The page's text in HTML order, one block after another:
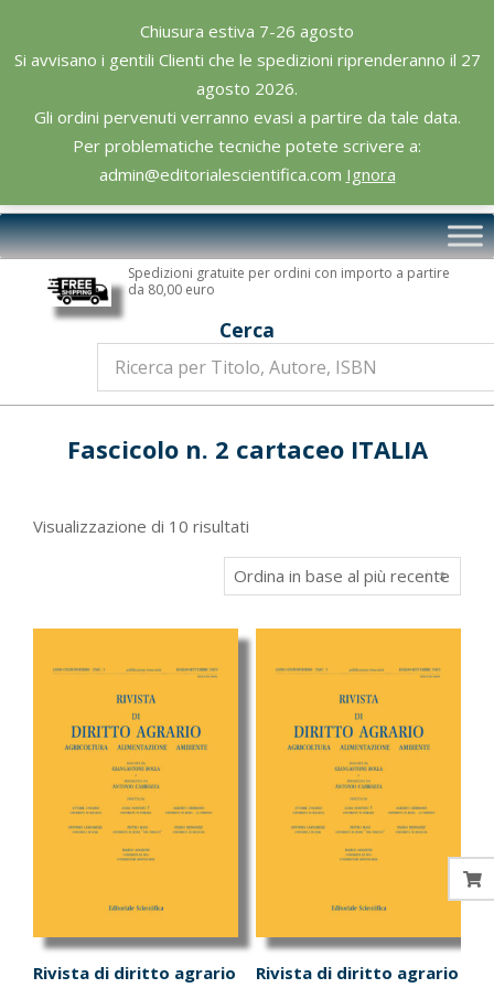
Chiusura estiva 7-26 agosto
Si avvisano i gentili Clienti che le spedizioni riprenderanno il 27
agosto 2026.
Gli ordini pervenuti verranno evasi a partire da tale data.
Per problematiche tecniche potete scrivere a:
admin@editorialescientifica.com Ignora
content
Editoriale
Scientifica
Primary
Navigation
Spedizioni gratuite per ordini con importo a partire
da 80,00 euro
Cerca
Fascicolo n. 2 cartaceo ITALIA
Visualizzazione di 10 risultati
in
base
più
recente
Rivista di diritto agrario
Rivista di diritto agrario